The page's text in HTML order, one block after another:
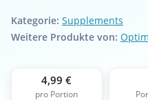
Kategorie: Supplements
Weitere Produkte von:
4,99 €
pro Portion